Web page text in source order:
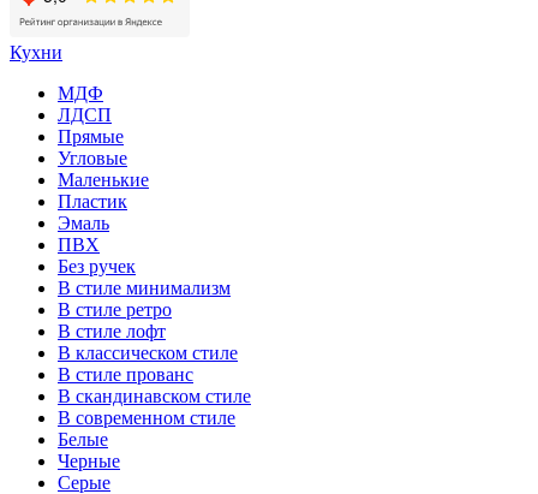
Кухни
МДФ
ЛДСП
Прямые
Угловые
Маленькие
Пластик
Эмаль
ПВХ
Без ручек
В стиле минимализм
В стиле ретро
В стиле лофт
В классическом стиле
В стиле прованс
В скандинавском стиле
В современном стиле
Белые
Черные
Серые